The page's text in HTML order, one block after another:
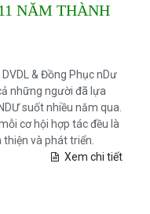
NĂM THÀNH
& Đồng Phục nDư
những người đã lựa
suốt nhiều năm qua.
cơ hội hợp tác đều là
và phát triển.
Xem chi tiết